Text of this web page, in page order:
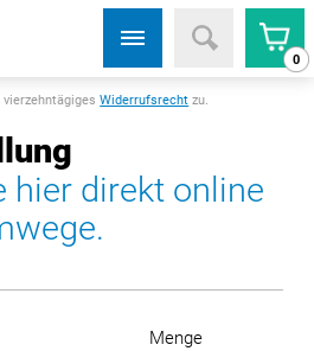
0
vierzehntägigesWiderrufsrecht zu.
hier direkt online
Menge